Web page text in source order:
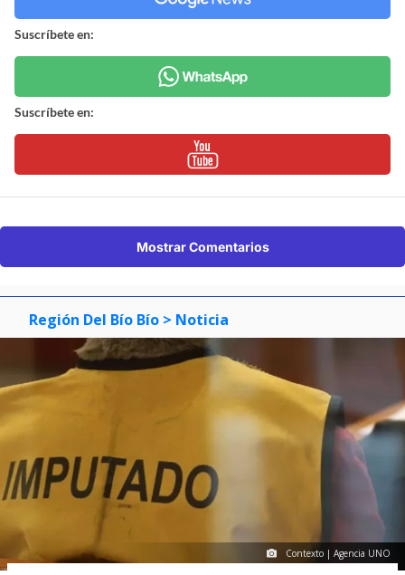
Suscríbete en:
Suscríbete en:
Mostrar Comentarios
Región Del Bío Bío > Noticia
Contexto | Agencia UNO